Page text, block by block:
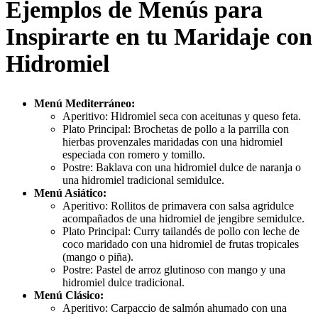
Ejemplos de Menús para
Inspirarte en tu Maridaje con
Hidromiel
Menú Mediterráneo:
Aperitivo: Hidromiel seca con aceitunas y queso feta.
Plato Principal: Brochetas de pollo a la parrilla con
hierbas provenzales maridadas con una hidromiel
especiada con romero y tomillo.
Postre: Baklava con una hidromiel dulce de naranja o
una hidromiel tradicional semidulce.
Menú Asiático:
Aperitivo: Rollitos de primavera con salsa agridulce
acompañados de una hidromiel de jengibre semidulce.
Plato Principal: Curry tailandés de pollo con leche de
coco maridado con una hidromiel de frutas tropicales
(mango o piña).
Postre: Pastel de arroz glutinoso con mango y una
hidromiel dulce tradicional.
Menú Clásico:
Aperitivo: Carpaccio de salmón ahumado con una